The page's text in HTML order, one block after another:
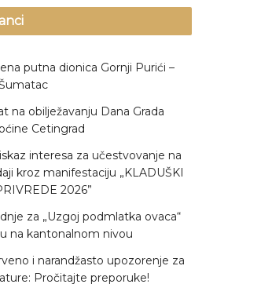
putna dionica Gornji Purići –
na obilježavanju Dana Grada
Cetingrad
interesa za učestvovanje na
kroz manifestaciju „KLADUŠKI
2026”
za „Uzgoj podmlatka ovaca“
na kantonalnom nivou
i narandžasto upozorenje za
Pročitajte preporuke!